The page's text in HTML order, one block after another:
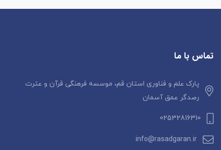
تماس با ما
پارک علم و فناوری استان قم، موسسه فرهنگی قرآن و عترت
رصدگر عمق آسمان
02532816310
info@rasadgaran.ir